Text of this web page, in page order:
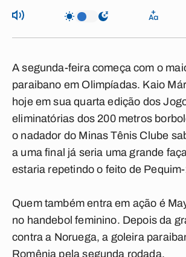
A segunda-feira começa com o
paraibano em Olimpíadas. Kaio
hoje em sua quarta edição dos
eliminatórias dos 200 metros
o nadador do Minas Tênis Clube
a uma final já seria uma grande
estaria repetindo o feito de
Quem também entra em ação é
no handebol feminino. Depois da
contra a Noruega, a goleira
Romênia pela segunda rodada.